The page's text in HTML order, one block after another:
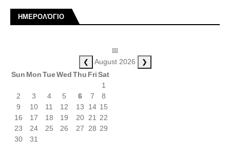
ΗΜΕΡΟΛΌΓΙΟ
📅
❮ August 2026 ❯
Sun MonTueWedThu FriSat
1
2
3 4 5 6 7
8
9
10 11 12 13 14 15
16
17 18 19 20 21 22
23
24 25 26 27 28 29
30
31